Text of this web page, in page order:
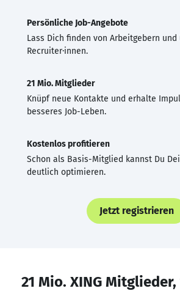
Persönliche Job-Angebote
Lass Dich finden von Arbeitgebern und
Recruiter·innen.
21 Mio. Mitglieder
Knüpf neue Kontakte und erhalte
besseres Job-Leben.
Kostenlos profitieren
Schon als Basis-Mitglied kannst Du
deutlich optimieren.
Jetzt registrieren
21 Mio. XING